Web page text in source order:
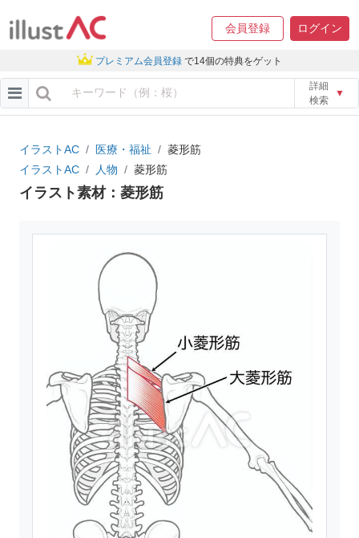
会員登録 ログイン
プレミアム会員登録 で14個の特典をゲット
詳細
検索
▼
イラストAC 医療・福祉
菱形筋
イラストAC
人物 菱形筋
イラスト素材：菱形筋